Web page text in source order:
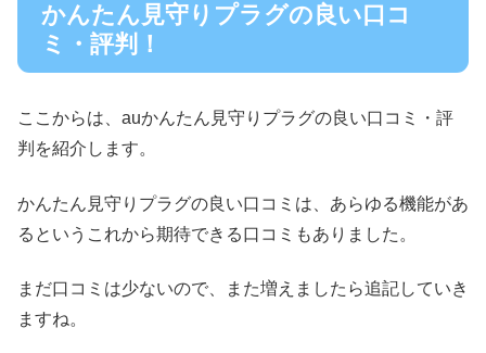
かんたん見守りプラグの良い口コ
ミ・評判！
ここからは、auかんたん見守りプラグの良い口コミ・評
判を紹介します。
かんたん見守りプラグの良い口コミは、あらゆる機能があ
るというこれから期待できる口コミもありました。
まだ口コミは少ないので、また増えましたら追記していき
ますね。